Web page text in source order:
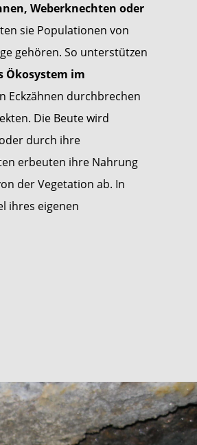
Weberknechten oder
sie Populationen von
gehören. So unterstützen
Ökosystem im
Eckzähnen durchbrechen
Die Beute wird
durch ihre
erbeuten ihre Nahrung
der Vegetation ab. In
ihres eigenen